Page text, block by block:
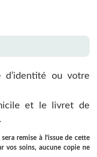
d’identité ou votre
et le livret de
remise à l’issue de cette
vos soins, aucune copie ne